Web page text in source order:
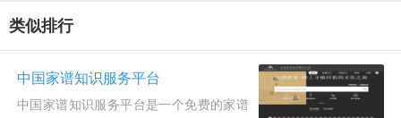
类似排行
中国家谱知识服务平台
中国家谱知识服务平台是一个免费的家谱